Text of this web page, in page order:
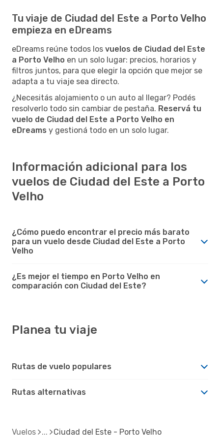
Tu viaje de Ciudad del Este a Porto Velho
empieza en eDreams
eDreams reúne todos los vuelos de Ciudad del Este
a Porto Velho en un solo lugar: precios, horarios y
filtros juntos, para que elegir la opción que mejor se
adapta a tu viaje sea directo.
¿Necesitás alojamiento o un auto al llegar? Podés
resolverlo todo sin cambiar de pestaña. Reservá tu
vuelo de Ciudad del Este a Porto Velho en
eDreams y gestioná todo en un solo lugar.
Información adicional para los
vuelos de Ciudad del Este a Porto
Velho
¿Cómo puedo encontrar el precio más barato
para un vuelo desde Ciudad del Este a Porto
Velho
¿Es mejor el tiempo en Porto Velho en
comparación con Ciudad del Este?
Planea tu viaje
Rutas de vuelo populares
Rutas alternativas
Vuelos Ciudad del Este - Porto Velho